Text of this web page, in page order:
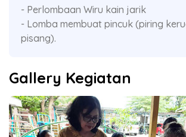
- Perlombaan Wiru kain jarik
- Lomba membuat pincuk (piring
pisang).
Gallery Kegiatan